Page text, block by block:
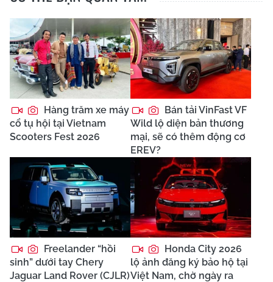
Hàng trăm xe máy
cổ tụ hội tại Vietnam
Scooters Fest 2026
Bán tải VinFast VF
Wild lộ diện bản thương
mại, sẽ có thêm động cơ
EREV?
Freelander “hồi
sinh” dưới tay Chery
Jaguar Land Rover (CJLR)
Honda City 2026
lộ ảnh đăng ký bảo hộ tại
Việt Nam, chờ ngày ra